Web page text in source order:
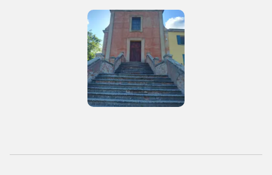
2010, 2016, 2018, 2020, 2022, 2024
Registrati alla newsletter
Accedi alle informazioni per te più interessanti,